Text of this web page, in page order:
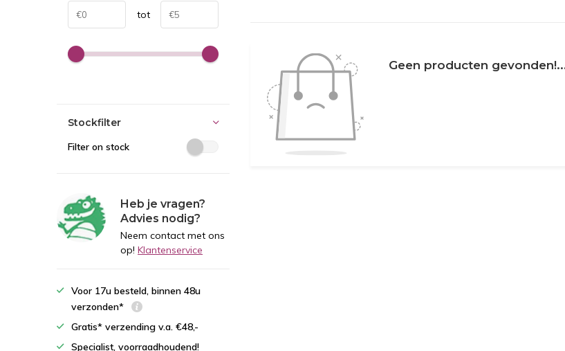
Geen producten
tot
Stockfilter
Filter on stock
Heb je vragen?
Advies nodig?
Neem contact met ons
op! Klantenservice
Voor 17u besteld, binnen 48u
verzonden*
Gratis* verzending v.a. €48,-
Specialist, voorraadhoudend!